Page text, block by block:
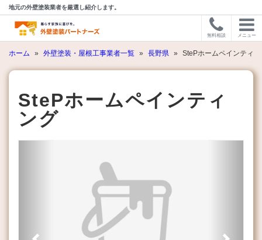
地元の外壁塗装業者を厳選し紹介します。
無料相談 メニュー
ホーム » 外壁塗装・屋根工事業者一覧 » 長野県 » StePホームペインティ
StePホームペインティ
ング